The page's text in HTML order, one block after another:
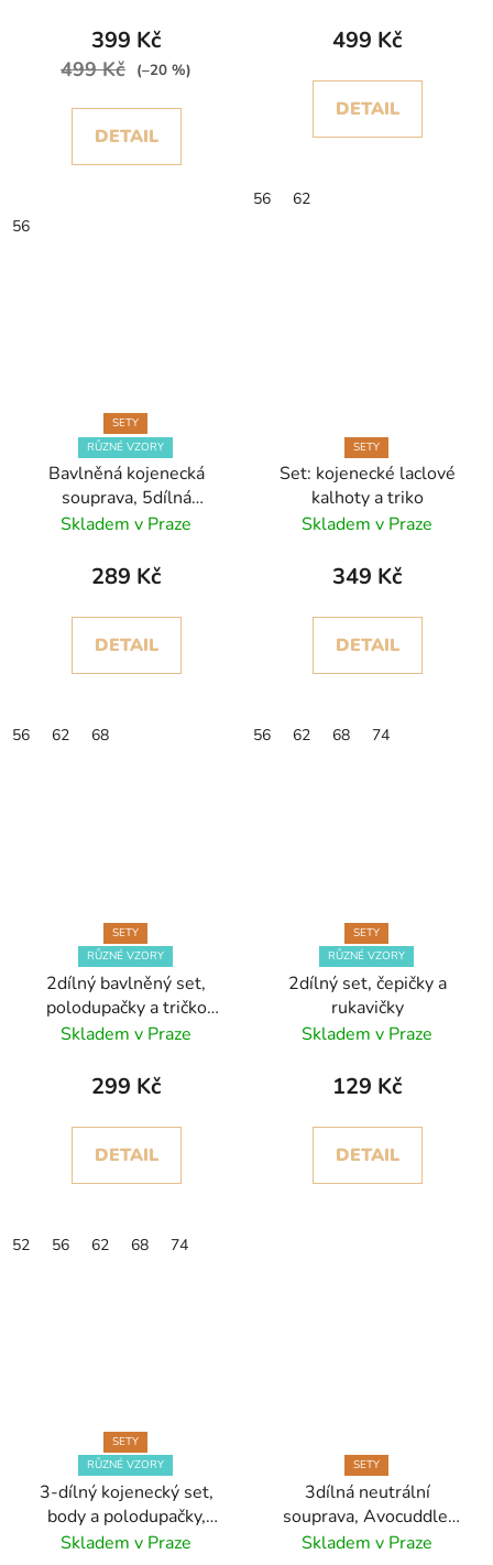
pohodlná
399 Kč
499 Kč (–20 %)
DETAIL
56
499 Kč
DETAIL
56 62
SETY
RŮZNÉ VZORY
Bavlněná kojenecká
souprava, 5dílná
souprava
Skladem v Praze
289 Kč
DETAIL
56 62 68
SETY
Set: kojenecké laclové
kalhoty a triko
Skladem v Praze
349 Kč
DETAIL
56 62 68 74
SETY
RŮZNÉ VZORY
2dílný bavlněný set,
polodupačky a tričko
(různé motivy)
Skladem v Praze
299 Kč
DETAIL
52 56 62 68 74
SETY
RŮZNÉ VZORY
2dílný set, čepičky a
rukavičky
Skladem v Praze
129 Kč
DETAIL
SETY
RŮZNÉ VZORY
3-dílný kojenecký set,
body a polodupačky,
plyšový kabátek
Skladem v Praze
SETY
3dílná neutrální
souprava, Avocuddle,
mátově zelená
Skladem v Praze